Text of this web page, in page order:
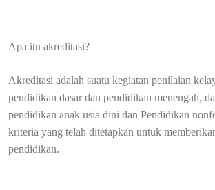
Apa itu akreditasi?
Akreditasi adalah suatu kegiatan penilaian
pendidikan dasar dan pendidikan menengah,
pendidikan anak usia dini dan Pendidikan
kriteria yang telah ditetapkan untuk
pendidikan.